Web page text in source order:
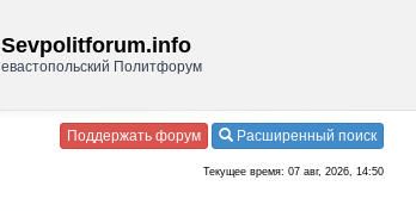
Sevpolitforum.info
Политфорум
Поддержать форум Расширенный поиск
Текущее время: 07 авг, 2026, 14:50